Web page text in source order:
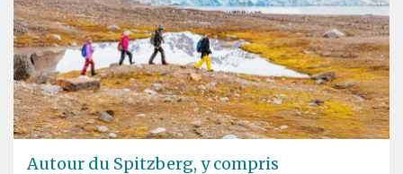
Autour du Spitzberg, y compris